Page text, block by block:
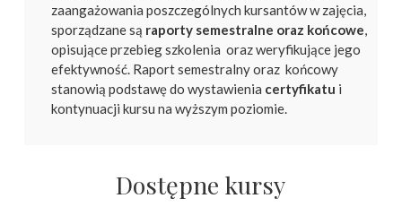
zaangażowania poszczególnych kursantów w zajęcia,
sporządzane są raporty semestralne oraz końcowe,
opisujące przebieg szkolenia oraz weryfikujące jego
efektywność. Raport semestralny oraz końcowy
stanowią podstawę do wystawienia certyfikatu i
kontynuacji kursu na wyższym poziomie.
Dostępne kursy